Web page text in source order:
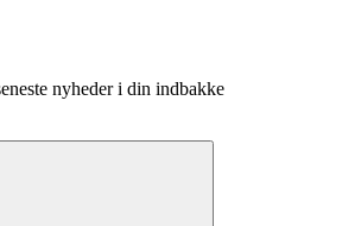
nyheder i din indbakke